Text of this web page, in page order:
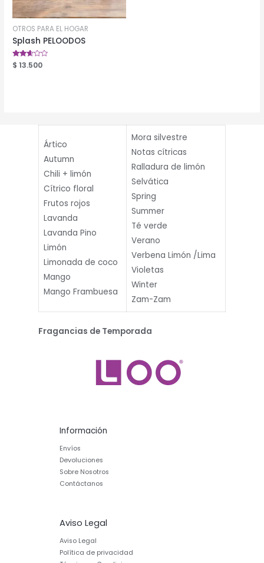
OTROS PARA EL HOGAR
Splash PELOODOS
Valorado
en
$ 13.500
Ártico
Autumn
Chili + limón
Cítrico floral
Frutos rojos
Lavanda
Lavanda Pino
Limón
Limonada de coco
Mango
Mango Frambuesa
Mora silvestre
Notas cítricas
Ralladura de limón
Selvática
Spring
Summer
Té verde
Verano
Verbena Limón /Lima
Violetas
Winter
Zam-Zam
Fragancias de Temporada
Información
Envíos
Devoluciones
Sobre Nosotros
Contáctanos
Aviso Legal
Aviso Legal
Política de privacidad